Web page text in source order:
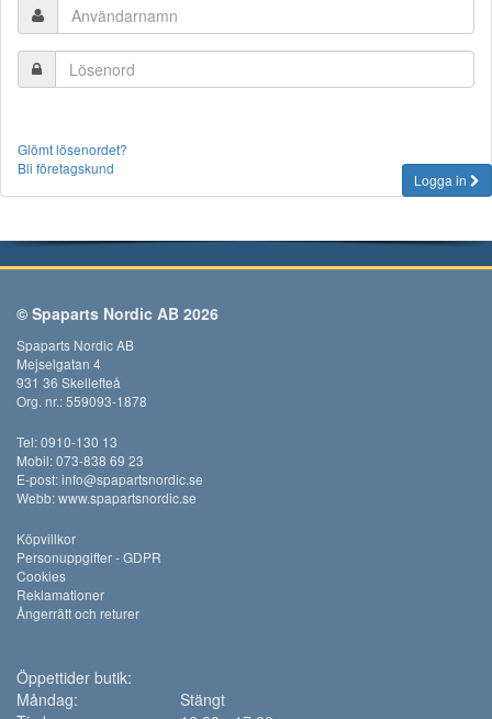
Glömt lösenordet?
Bli företagskund
Logga in
© Spaparts Nordic AB 2026
Spaparts Nordic AB
Mejselgatan 4
931 36 Skellefteå
Org. nr.: 559093-1878
Tel: 0910-130 13
Mobil: 073-838 69 23
E-post:info@spapartsnordic.se
Webb:www.spapartsnordic.se
Köpvillkor
Personuppgifter - GDPR
Cookies
Reklamationer
Ångerrätt och returer
Öppettider butik:
Måndag:
Stängt